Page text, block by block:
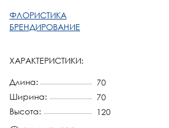
ФЛОРИСТИКА
БРЕНДИРОВАНИЕ
ХАРАКТЕРИСТИКИ:
Длина:
70
Ширина:
70
Высота:
120